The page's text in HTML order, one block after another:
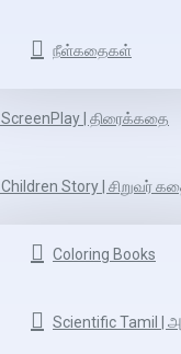
நீள்கதைகள்
ScreenPlay | திரைக்கதை
Children Story | சிறுவர்
Coloring Books
Scientific Tamil |